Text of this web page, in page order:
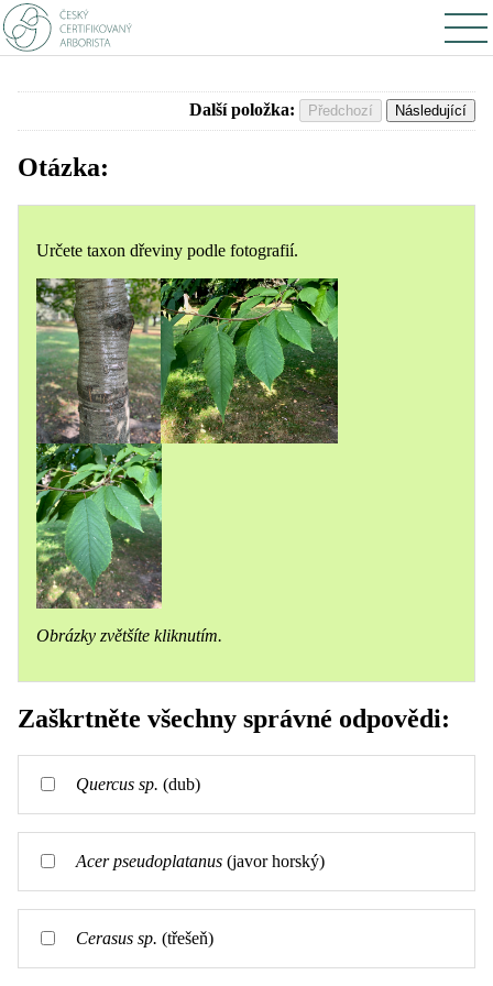
Další položka: Předchozí Následující
Otázka:
Určete taxon dřeviny podle fotografií.
Obrázky zvětšíte kliknutím.
Zaškrtněte všechny správné odpovědi:
Quercus sp. (dub)
Acer pseudoplatanus (javor horský)
Cerasus sp. (třešeň)